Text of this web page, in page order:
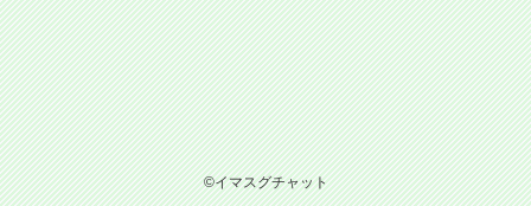
©イマスグチャット